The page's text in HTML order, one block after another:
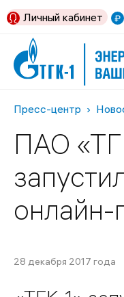
Личный кабинет
Пресс-центр
ПАО
онлайн-
28 декабря 2017 года